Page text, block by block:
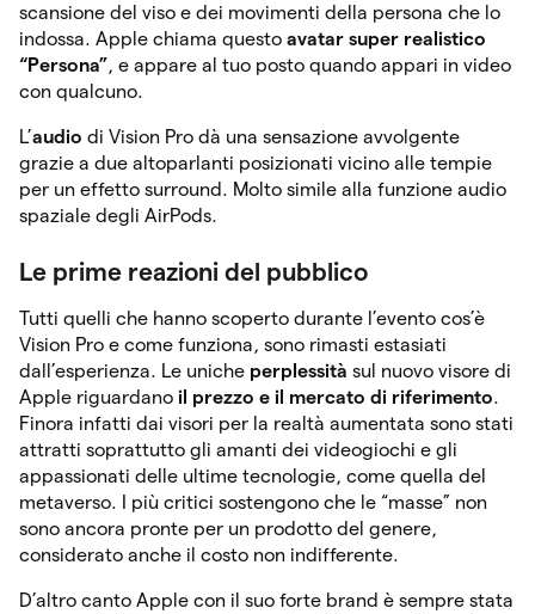
scansione del viso e dei movimenti della persona che lo
indossa. Apple chiama questo avatar super realistico
“Persona”, e appare al tuo posto quando appari in video
con qualcuno.
L’audio di Vision Pro dà una sensazione avvolgente
grazie a due altoparlanti posizionati vicino alle tempie
per un effetto surround. Molto simile alla funzione audio
spaziale degli AirPods.
Le prime reazioni del pubblico
Tutti quelli che hanno scoperto durante l’evento cos’è
Vision Pro e come funziona, sono rimasti estasiati
dall’esperienza. Le uniche perplessità sul nuovo visore di
Apple riguardano il prezzo e il mercato di riferimento.
Finora infatti dai visori per la realtà aumentata sono stati
attratti soprattutto gli amanti dei videogiochi e gli
appassionati delle ultime tecnologie, come quella del
metaverso. I più critici sostengono che le “masse” non
sono ancora pronte per un prodotto del genere,
considerato anche il costo non indifferente.
D’altro canto Apple con il suo forte brand è sempre stata